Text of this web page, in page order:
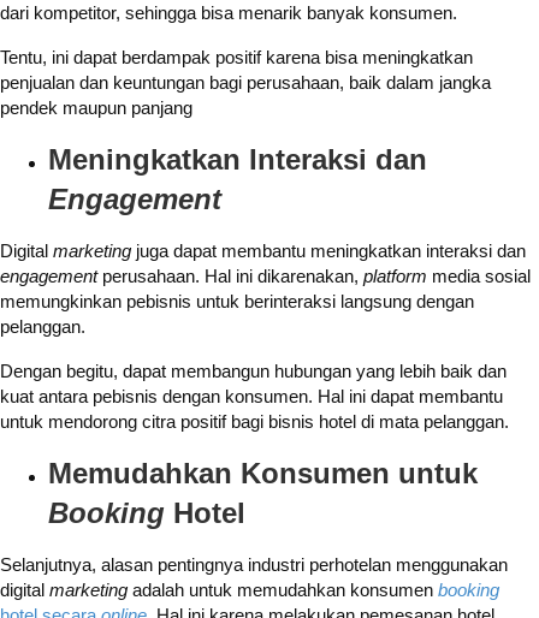
dari kompetitor, sehingga bisa menarik banyak konsumen.
Tentu, ini dapat berdampak positif karena bisa meningkatkan
penjualan dan keuntungan bagi perusahaan, baik dalam jangka
pendek maupun panjang
Meningkatkan Interaksi dan
Engagement
Digital marketing juga dapat membantu meningkatkan interaksi dan
engagement perusahaan. Hal ini dikarenakan, platform media sosial
memungkinkan pebisnis untuk berinteraksi langsung dengan
pelanggan.
Dengan begitu, dapat membangun hubungan yang lebih baik dan
kuat antara pebisnis dengan konsumen. Hal ini dapat membantu
untuk mendorong citra positif bagi bisnis hotel di mata pelanggan.
Memudahkan Konsumen untuk
Booking Hotel
Selanjutnya, alasan pentingnya industri perhotelan menggunakan
digital marketing adalah untuk memudahkan konsumen booking